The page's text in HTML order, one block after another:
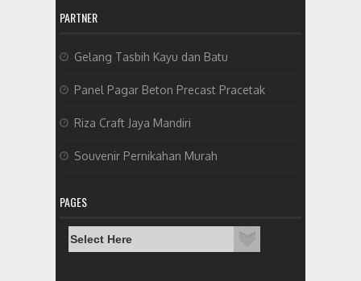
PARTNER
Gelang Tasbih Kayu dan Batu
Panel Pagar Beton Precast Pracetak
Riza Craft Jaya Mandiri
Souvenir Pernikahan Murah
PAGES